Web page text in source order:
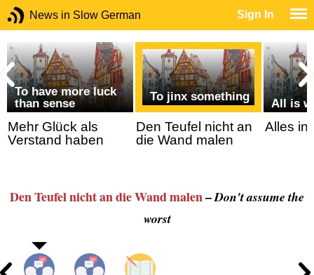
News in Slow German Sign In
To have more luck
than sense
Mehr Glück als
Verstand haben
To jinx something
Den Teufel nicht an
die Wand malen
All is
Alles in
Den Teufel nicht an die Wand malen–Don't assume the
worst